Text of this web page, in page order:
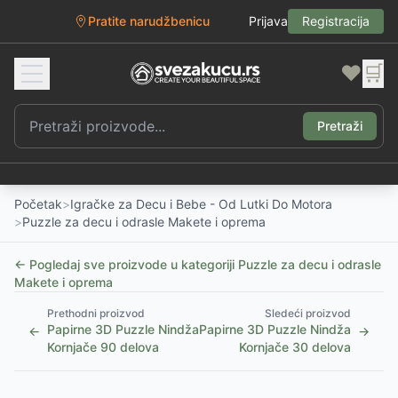
Pratite narudžbenicu Prijava Registracija
❤️ 🛒
Pretraži
Početak>Igračke za Decu i Bebe - Od Lutki Do Motora
>Puzzle za decu i odrasle Makete i oprema
← Pogledaj sve proizvode u kategoriji Puzzle za decu i odrasle
Makete i oprema
←
Prethodni proizvod
Papirne 3D Puzzle Nindža
Kornjače 90 delova
Sledeći proizvod
Papirne 3D Puzzle Nindža
Kornjače 30 delova
→